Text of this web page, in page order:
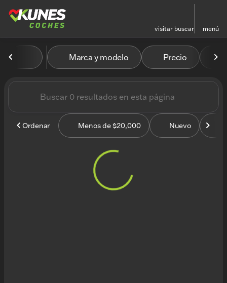
visitar buscar menú
filtrar buscar volver arriba
Vehículos en venta en
Marca y modelo Precio
Ordenar Menos de $20,000 Nuevo